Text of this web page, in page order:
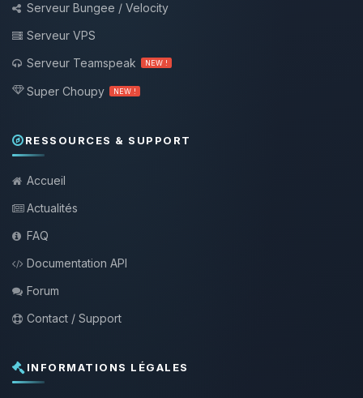
Serveur Bungee / Velocity
Serveur VPS
Serveur Teamspeak
NEW !
Super Choupy NEW !
RESSOURCES & SUPPORT
Accueil
Actualités
FAQ
Documentation API
Forum
Contact / Support
INFORMATIONS LÉGALES